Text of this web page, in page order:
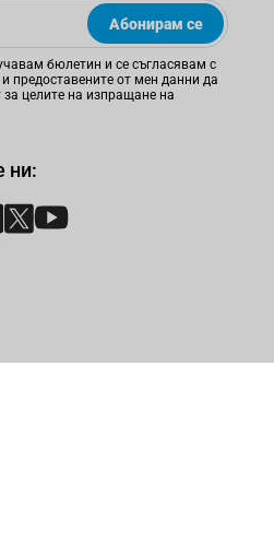
Абонирам се
бюлетин и се съгласявам с
и предоставените от мен данни да
за целите на изпращане на
ни: